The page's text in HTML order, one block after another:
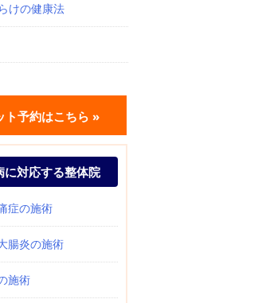
けの健康法
ト予約はこちら »
に対応する整体院
症の施術
腸炎の施術
施術